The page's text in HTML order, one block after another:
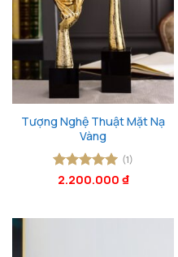
Tượng Nghệ Thuật Mặt Nạ
Vàng
Được xếp
(1)
2.200.000 ₫